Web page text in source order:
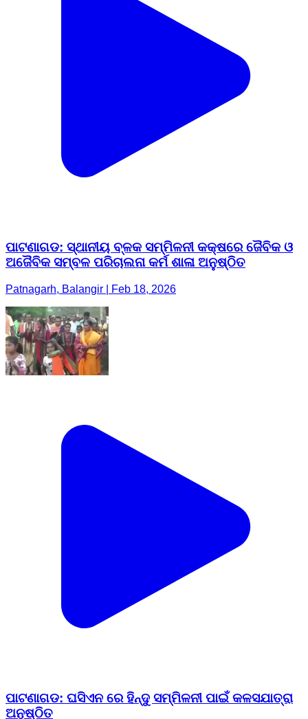
ପାଟଣାଗଡ: ସ୍ଥାନୀୟ ବ୍ଳକ ସମ୍ମିଳନୀ କକ୍ଷରେ ଜୈବିକ ଓ
ଅଜୈବିକ ସମ୍ବଳ ପରିଚାଲନା କର୍ମ ଶାଳା ଅନୁଷ୍ଠିତ
Patnagarh, Balangir | Feb 18, 2026
ପାଟଣାଗଡ: ଘସିଏନ ରେ ହିନ୍ଦୁ ସମ୍ମିଳନୀ ପାଇଁ କଳସଯାତ୍ରା
ଅନୁଷ୍ଠିତ